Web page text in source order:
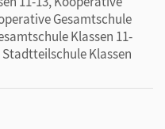
Gesamtschule
Klassen 11-
Stadtteilschule Klassen